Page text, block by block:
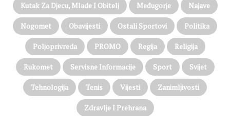
Kutak Za Djecu, Mlade I Obitelj Međugorje Najave
Nogomet Obavijesti Ostali Sportovi Politika
Poljoprivreda PROMO Regija Religija
Rukomet Servisne Informacije Sport Svijet
Tehnologija Tenis Vijesti Zanimljivosti
Zdravlje I Prehrana